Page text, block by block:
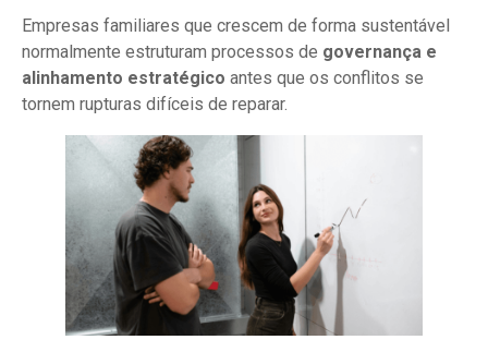
Empresas familiares que crescem de forma sustentável
normalmente estruturam processos de governança e
alinhamento estratégico antes que os conflitos se
tornem rupturas difíceis de reparar.